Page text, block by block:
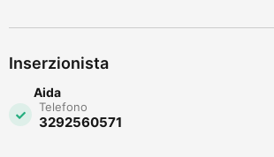
Inserzionista
Aida
Telefono
3292560571